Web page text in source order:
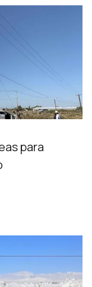
para